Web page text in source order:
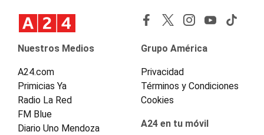
Nuestros Medios
A24.com
Primicias Ya
Radio La Red
FM Blue
Diario Uno Mendoza
Grupo América
Privacidad
Términos y Condiciones
Cookies
A24 en tu móvil